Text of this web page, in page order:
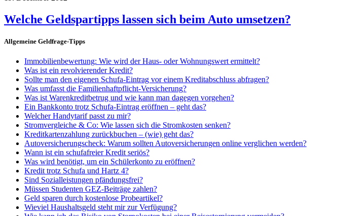
Welche Geldspartipps lassen sich beim Auto umsetzen?
Allgemeine Geldfrage-Tipps
Immobilienbewertung: Wie wird der Haus- oder Wohnungswert ermittelt?
Was ist ein revolvierender Kredit?
Sollte man den eigenen Schufa-Eintrag vor einem Kreditabschluss abfragen?
Was umfasst die Familienhaftpflicht-Versicherung?
Was ist Warenkreditbetrug und wie kann man dagegen vorgehen?
Ein Bankkonto trotz Schufa-Eintrag eröffnen – geht das?
Welcher Handytarif passt zu mir?
Stromvergleiche & Co: Wie lassen sich die Stromkosten senken?
Kreditkartenzahlung zurückbuchen – (wie) geht das?
Autoversicherungscheck: Warum sollten Autoversicherungen online verglichen werden?
Wann ist ein schufafreier Kredit seriös?
Was wird benötigt, um ein Schülerkonto zu eröffnen?
Kredit trotz Schufa und Hartz 4?
Sind Sozialleistungen pfändungsfrei?
Müssen Studenten GEZ-Beiträge zahlen?
Geld sparen durch kostenlose Probeartikel?
Wieviel Haushaltsgeld steht mir zur Verfügung?